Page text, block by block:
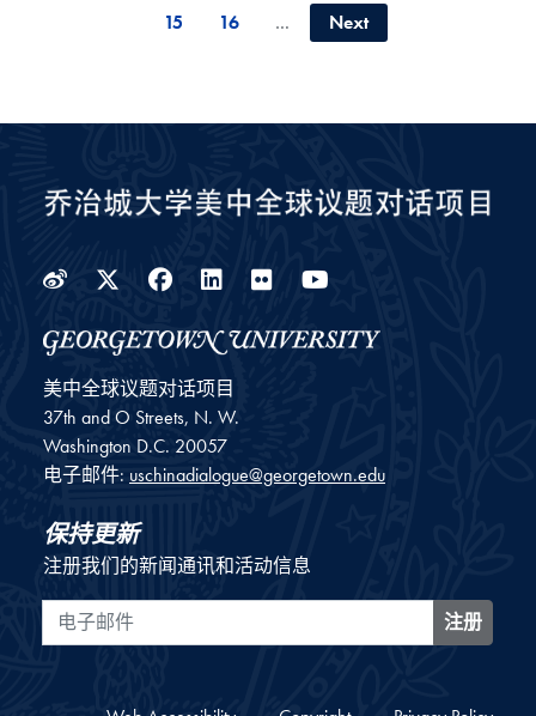
15
16 … Next
WeiboTwitter
Facebook
LinkedIn
Flickr
美中全球议题对话项目
37th and O Streets, N. W.
Washington D.C. 20057
电子邮件: uschinadialogue@georgetown.edu
保持更新
注册我们的新闻通讯和活动信息
电子邮件
注册